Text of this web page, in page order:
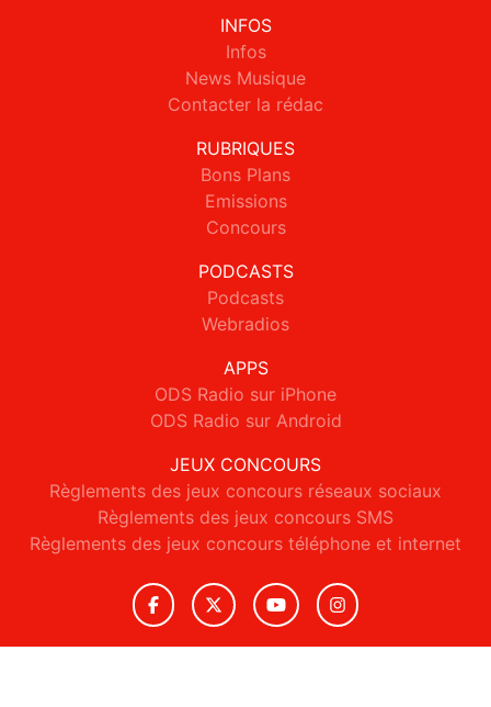
INFOS
Infos
News Musique
Contacter la rédac
RUBRIQUES
Bons Plans
Emissions
Concours
PODCASTS
Podcasts
Webradios
APPS
ODS Radio sur iPhone
ODS Radio sur Android
JEUX CONCOURS
Règlements des jeux concours réseaux sociaux
Règlements des jeux concours SMS
Règlements des jeux concours téléphone et internet